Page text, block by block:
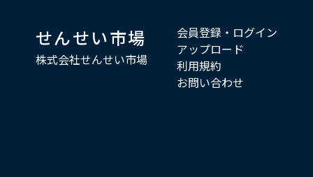
せんせい市場
株式会社せんせい市場
会員登録・ログイン
アップロード
利用規約
お問い合わせ